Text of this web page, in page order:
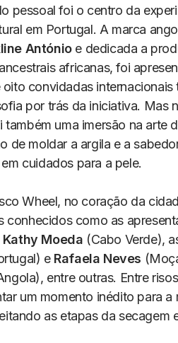
pessoal foi o centro da
em Portugal. A marca
Antónioe dedicada a
africanas, foi
convidadas internacionais
por trás da iniciativa. Mas
uma imersão na arte
de moldar a argila e a
cuidados para a pele.
Wheel, no coração da
conhecidos como as
Kathy Moeda (Cabo Verde),
e Rafaela Neves
entre outras. Entre
um momento inédito para a
as etapas da secagem